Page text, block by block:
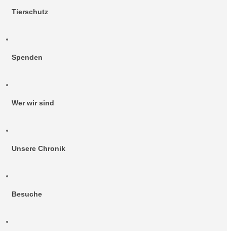
Tierschutz
Spenden
Wer wir sind
Unsere Chronik
Besuche